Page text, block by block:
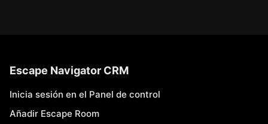
Escape Navigator CRM
Inicia sesión en el Panel de control
Añadir Escape Room